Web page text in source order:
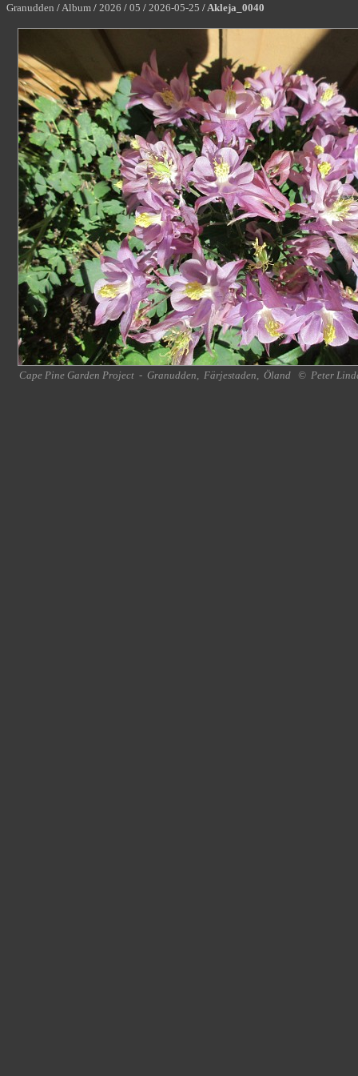
Granudden /Album / 2026 / 05 / 2026-05-25 /Akleja_0040
Cape Pine Garden Project - Granudden, Färjestaden, Öland © Peter